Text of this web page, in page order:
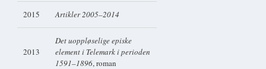
2015 Artikler 2005–2014
2013
Det uoppløselige episke
element i Telemark i perioden
1591–1896, roman